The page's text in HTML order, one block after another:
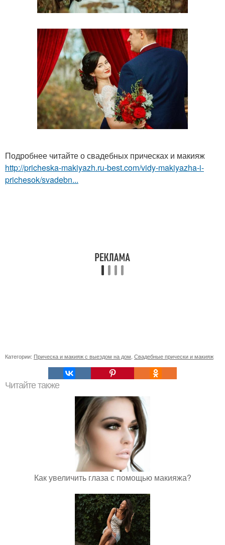
Подробнее читайте о свадебных прическах и макияж
http://pricheska-makiyazh.ru-best.com/vidy-makiyazha-i-
prichesok/svadebn...
Категории: Прическа и макияж с выездом на дом Свадебные прически и макияж
Читайте также
Как увеличить глаза с помощью макияжа?